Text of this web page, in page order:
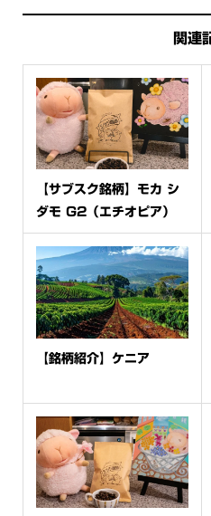
関連
【サブスク銘柄】モカ シ
ダモ G2（エチオピア）
【銘柄紹介】ケニア